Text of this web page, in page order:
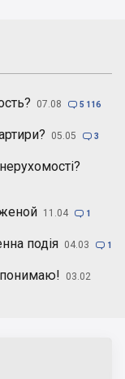
07.08  5 116
05.05  3
11.04  1
подія 04.03  1
03.02